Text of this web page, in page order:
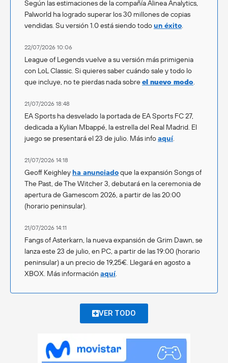
Según las estimaciones de la compañía Alinea Analytics,
Palworld ha logrado superar los 30 millones de copias
vendidas. Su versión 1.0 está siendo todoun éxito.
22/07/2026 10:06
League of Legends vuelve a su versión más primigenia
con LoL Classic. Si quieres saber cuándo sale y todo lo
que incluye, no te pierdas nada sobreel nuevo modo.
21/07/2026 18:48
EA Sports ha desvelado la portada de EA Sports FC 27,
dedicada a Kylian Mbappé, la estrella del Real Madrid. El
juego se presentará el 23 de julio. Más infoaquí.
21/07/2026 14:18
Geoff Keighley ha anunciadoque la expansión Songs of
The Past, de The Witcher 3, debutará en la ceremonia de
apertura de Gamescom 2026, a partir de las 20:00
(horario peninsular).
21/07/2026 14:11
Fangs of Asterkarn, la nueva expansión de Grim Dawn, se
lanza este 23 de julio, en PC, a partir de las 19:00 (horario
peninsular) a un precio de 19,25€. Llegará en agosto a
XBOX. Más información aquí.
VER TODO